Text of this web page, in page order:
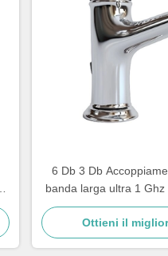
6 Db 3 Db
banda larga ultra 1 Ghz
Ghz
Ottieni il